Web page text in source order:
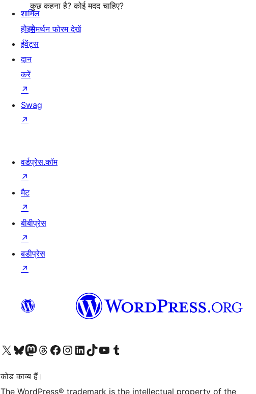
कुछ कहना है? कोई मदद चाहिए?
समर्थन फोरम देखें
शामिल
होइये
ईवेंट्स
दान
करें
↗
Swag
↗
वर्डप्रेस.कॉम
↗
मैट
↗
बीबीप्रेस
↗
बडीप्रेस
↗
Visit our X (formerly Twitter) account
हमारे बलुस्की खाते पर जाएँVisit our Mastodon account
हमारे थ्रेड्स अकाउंट पर जाएंहमारे फेसबुक पेज पर जाएँहमारे इंस्टाग्राम अकाउंट पर जाएंहमारे लिंक्डइन खाते पर जाएँहमारे टिकटॉक खाते पर जाएँहमारे यूट्यूब चैनल पर जाएंहमारे Tumblr खाते पर जाएँ
कोड काव्य हैं।
The WordPress® trademark is the intellectual property of the